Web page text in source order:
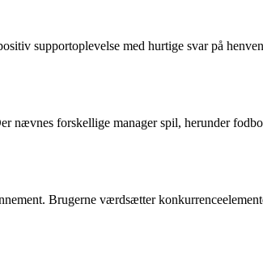
supportoplevelse med hurtige svar på
forskellige manager spil, herunder
Brugerne værdsætter